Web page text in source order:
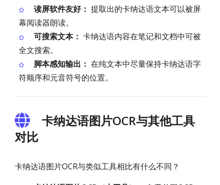
读屏软件友好： 提取出的卡纳达语文本可以被屏
幕阅读器朗读。
可搜索文本： 卡纳达语内容在笔记和文档中可被
全文搜索。
脚本感知输出： 在纯文本中尽量保持卡纳达语字
符顺序和元音符号的位置。
卡纳达语图片OCR与其他工具
对比
卡纳达语图片OCR与类似工具相比有什么不同？